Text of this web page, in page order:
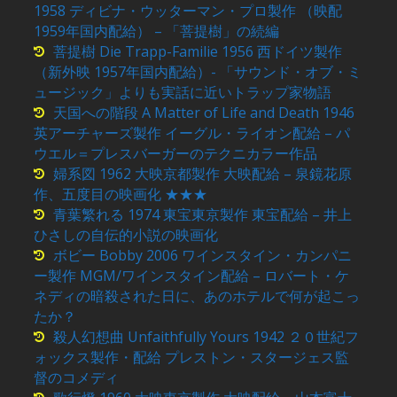
1958 ディビナ・ウッターマン・プロ製作 （映配
1959年国内配給） – 「菩提樹」の続編
菩提樹 Die Trapp-Familie 1956 西ドイツ製作
（新外映 1957年国内配給）- 「サウンド・オブ・ミ
ュージック」よりも実話に近いトラップ家物語
天国への階段 A Matter of Life and Death 1946
英アーチャーズ製作 イーグル・ライオン配給 – パ
ウエル＝プレスバーガーのテクニカラー作品
婦系図 1962 大映京都製作 大映配給 – 泉鏡花原
作、五度目の映画化 ★★★
青葉繁れる 1974 東宝東京製作 東宝配給 – 井上
ひさしの自伝的小説の映画化
ボビー Bobby 2006 ワインスタイン・カンパニ
ー製作 MGM/ワインスタイン配給 – ロバート・ケ
ネディの暗殺された日に、あのホテルで何が起こっ
たか？
殺人幻想曲 Unfaithfully Yours 1942 ２０世紀フ
ォックス製作・配給 プレストン・スタージェス監
督のコメディ